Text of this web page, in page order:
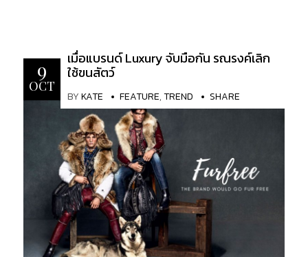
9
OCT
เมื่อแบรนด์ Luxury จับมือกัน รณรงค์เลิก
ใช้ขนสัตว์
BYKATE FEATURE,TREND SHARE